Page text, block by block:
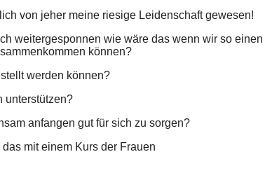
von jeher meine riesige Leidenschaft gewesen!
weitergesponnen wie wäre das wenn wir so einen
können?
werden können?
unterstützen?
anfangen gut für sich zu sorgen?
mit einem Kurs der Frauen